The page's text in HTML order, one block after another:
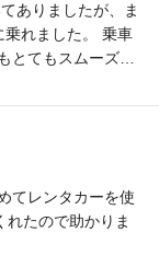
ありましたが、ま
乗れました。 乗車
とてもスムーズで
がありましたら、
てレンタカーを使
たので助かりま